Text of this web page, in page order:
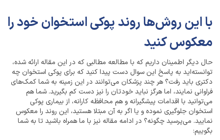
با این روش‌ها روند پوکی استخوان خود را
معکوس کنید
حال دیگر اطمینان داریم که با مطالعه مطالبی که در این مقاله ارائه شده،
توانسته‌اید به پاسخ این سوال دست پیدا کنید که برای پوکی استخوان چه
دکتری باید رفت؟ هر چند پزشکان می‌توانند در این زمینه به شما کمک‌های
فراوانی نمایند، اما هرگز نباید خودتان را نیز دست کم بگیرید. شما هم
می‌توانید با اقدامات پیشگیرانه و هم محافظه کارانه، از بیماری پوکی
استخوان جلوگیری نموده و یا اگر به آن مبتلا هستید، این روند را معکوس
نمایید. می‌پرسید چگونه؟ در ادامه مقاله نیز با ما همراه باشید تا به شما
بگوییم: